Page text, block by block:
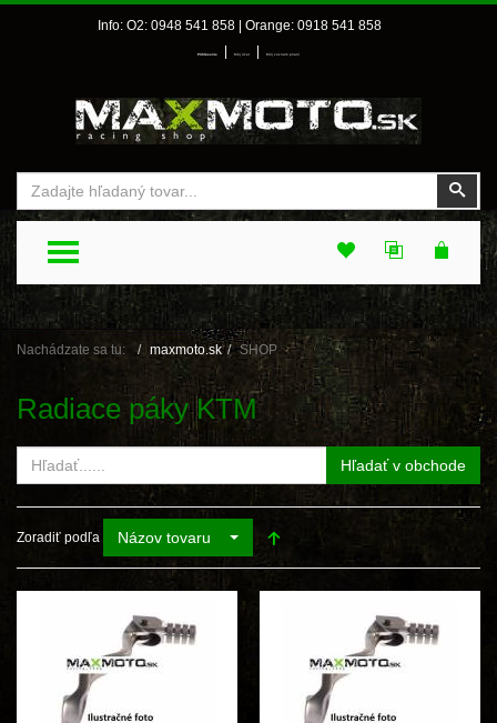
Info: O2: 0948 541 858 | Orange: 0918 541 858
Prihlásenie Môj účet Môj zoznam prianí
TOGGLE MENU
Nachádzate sa tu: maxmoto.sk SHOP
Radiace páky KTM
Hľadať v obchode
Zoradiť podľa Názov tovaru